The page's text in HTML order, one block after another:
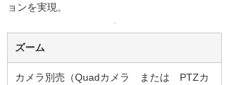
ョンを実現。
ズーム
カメラ別売（Quadカメラ または PTZカ